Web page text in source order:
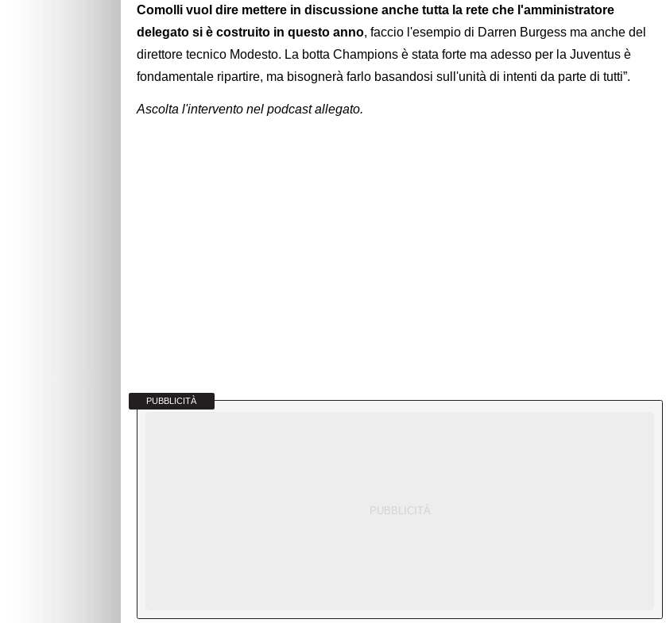
Comolli vuol dire mettere in discussione anche tutta la rete che l'amministratore
delegato si è costruito in questo anno, faccio l'esempio di Darren Burgess ma anche del
direttore tecnico Modesto. La botta Champions è stata forte ma adesso per la Juventus è
fondamentale ripartire, ma bisognerà farlo basandosi sull'unità di intenti da parte di tutti”.
Ascolta l'intervento nel podcast allegato.
PUBBLICITÀ